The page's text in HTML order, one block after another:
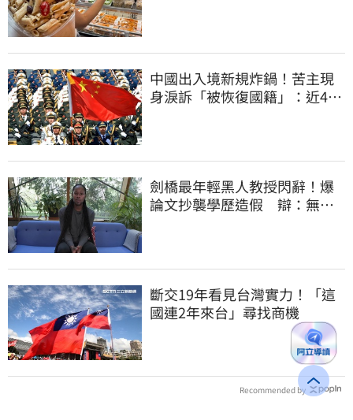
中國出入境新規炸鍋！苦主現
身淚訴「被恢復國籍」：近4億
劍橋最年輕黑人教授閃辭！爆
論文抄襲學歷造假 辯：無法
斷交19年看見台灣實力！「這
國連2年來台」尋找商機
Recommended by